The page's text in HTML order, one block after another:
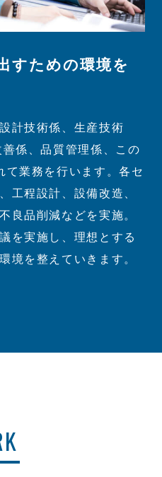
すための環境を
計技術係、生産技術
係、品質管理係、この
て業務を行います。各セ
工程設計、設備改造、
良品削減などを実施。
を実施し、理想とする
境を整えていきます。